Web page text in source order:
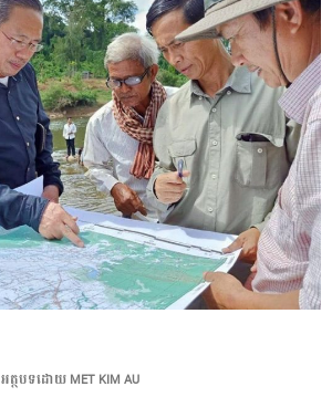
អត្ថបទដោយ MET KIM AU